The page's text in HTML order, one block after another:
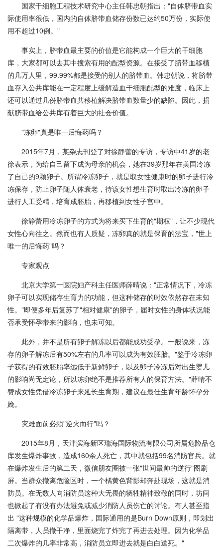
国家干细胞工程技术研究中心主任韩忠朝指出："自体脐带血实
际使用率很低，国内的自体脐带血储存份数已达约50万份，实际使
用不超过10例。"
事实上，脐带血最主要的价值是它能构成一个巨大的干细胞
库，大家都可以去其中搜索有用的配型资源。在接受了脐带血移植
的几万人里，99.99%都是接受的别人的脐带血。韩忠朝说，将脐带
血存入公共库能在一定程度上缓解造血干细胞配型的难度，临床上
还可以通过几份脐带血共移植解决脐带血数量少的缺陷。因此，捐
献脐带血给公共库有着巨大的社会价值。
"冻卵"真是唯一后悔药吗？
2015年7月，某杂志刊登了对徐静蕾的专访，专访中41岁的老
徐表示，为给自己留下成为母亲的机会，她在39岁那年在美国冷冻
了自己的9颗卵子。所谓冷冻卵子，就是取女性健康时的卵子进行冷
冻保存，防止卵子随人体衰老，待该女性想生育时取出冷冻的卵子
进行人工受精，培育成胚胎，再移植到女性子宫中。
徐静蕾用冷冻卵子的方式为将来买下生育的"期权"，让不少现代
女性心向往之。然而也有人质疑，冻卵真的就是保育的法宝，"世上
唯一的后悔药"吗？
专家观点
北京大学第一医院妇产科主任医师薛晴说："正常情况下，冷冻
卵子可以实现储存生育力的功能，但这种储存的时效依然存在未知
性。"即便多年后复苏了"相对健康"的卵子，届时女性的身体状况能
否承受怀孕带来的影响，也未可知。
此外，并不是所有卵子解冻以后都能成功受孕。一般说来，冻
存的卵子解冻后有50%左右的几率可以成为有效胚胎。"鉴于冷冻卵
子获得的有效胚胎率远低于新鲜卵子，以及卵子冷冻后对出生婴儿
的影响尚无定论，所以冻卵绝不是推荐所有人的保育方法。"薛晴不
赞成女性凭借冷冻卵子来延长生育期，建议在最佳生育年龄怀孕分
娩。
灾难面前必须"逆火而行"吗？
2015年8月，天津滨海新区瑞海国际物流有限公司所属危险品仓
库发生爆炸事故，造成160余人死亡，其中就包括99名消防官兵。就
在爆炸发生后的第二天，微信朋友圈被一张"世间最帅的逆行"图刷
屏。当群众撤离危险区时，一个橘黄色背影却奔赴现场，这就是消
防员。在无数人向消防员这种大无畏的牺牲精神致敬的同时，坊间
也掀起了有没有办法避免或减少消防人员伤亡的讨论。有人甚至指
出 "这种规模的化学品爆炸，国际通用的是Burn Down原则，即划出
隔离带，人员撤干净，里面烧完了炸完了再进去处理。因为化学品
二次爆炸的几率非常高，消防员立即进去就是白白送死。"